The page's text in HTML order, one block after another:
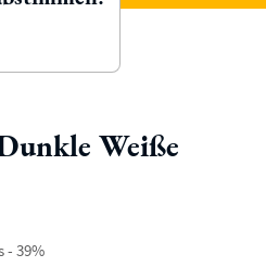
Weiße
- 39%